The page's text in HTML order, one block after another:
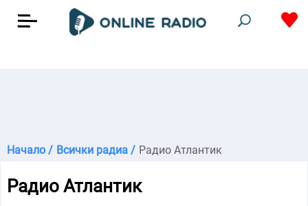
Начало / Всички радиа / Радио Атлантик
Радио Атлантик